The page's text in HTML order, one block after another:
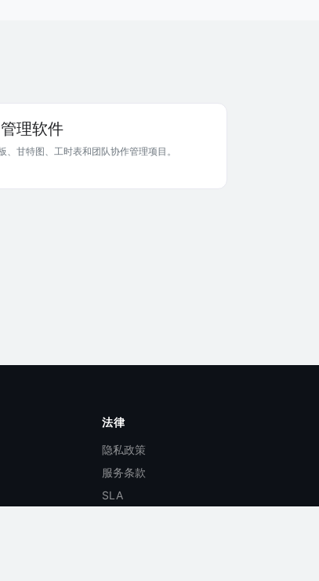
理软件
、甘特图、工时表和团队协作管理项目。
法律
隐私政策
服务条款
SLA